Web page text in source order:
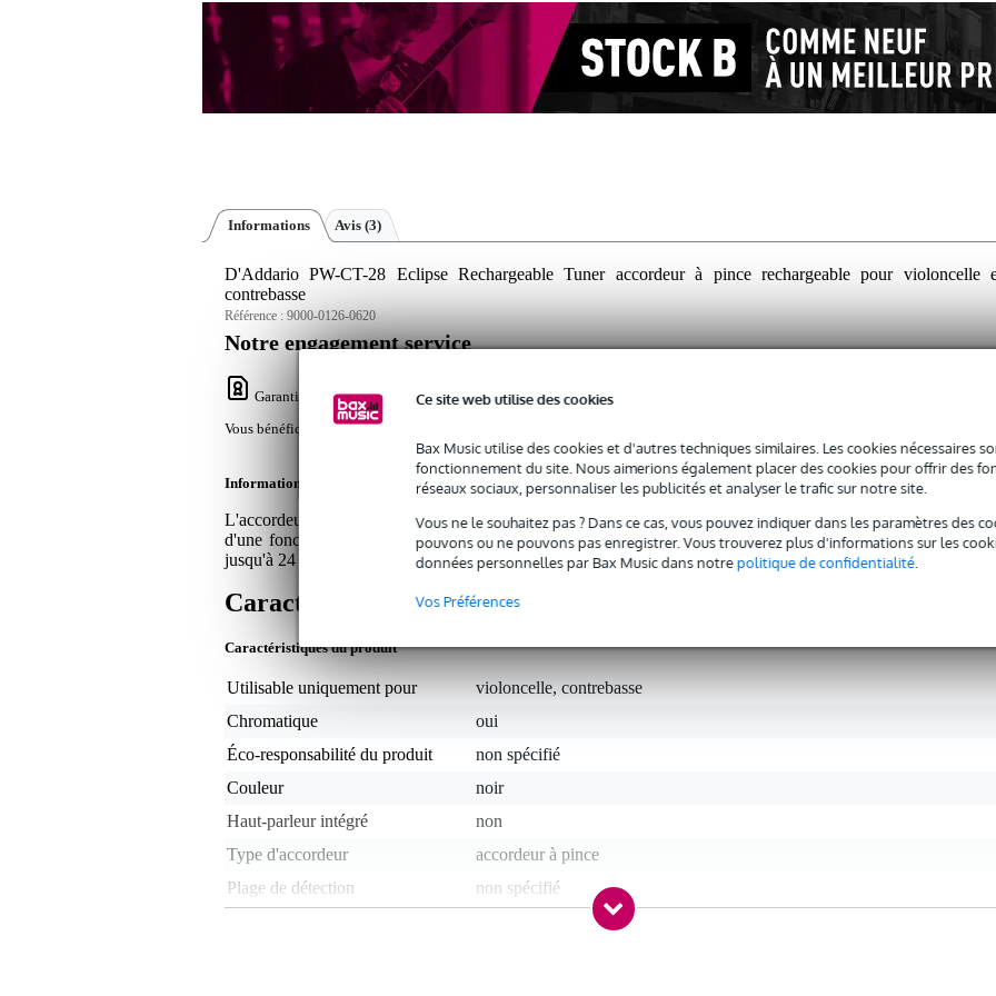
Ce site web utilise des cookies
Bax Music utilise des cookies et d'autres techniques similaires. Les cookies nécessaires
fonctionnement du site. Nous aimerions également placer des cookies pour offrir des
réseaux sociaux, personnaliser les publicités et analyser le trafic sur notre site.
Vous ne le souhaitez pas ? Dans ce cas, vous pouvez indiquer dans les paramètres des
pouvons ou ne pouvons pas enregistrer. Vous trouverez plus d'informations sur les
données personnelles par Bax Music dans notrepolitique de confidentialité.
Vos Préférences
Informations Avis (3)
D'Addario PW-CT-28 Eclipse Rechargeable Tuner accordeur à pince rechargeable pour violoncelle
contrebasse
Référence : 9000-0126-0620
Notre engagement service
Garantie Bax Music: Vous bénéficiez uniquement d'une garantie contre tout défaut de fabrication sur ce produit.
Vous bénéficiez uniquement d'une garantie contre tout défaut de fabrication sur ce produit.
Informations
L'accordeur rechargeable D'Addario Eclipse pour violoncelle et basse est doté d'un écran couleur réglable
d'une fonction d'arrêt automatique. Cet accordeur compact a été optimisé pour les basses fréquences et
jusqu'à 24 heures avec une charge complète. Vous pouvez facilement le recharger à l'aide du câble USB fourni.
Caractéristiques
Caractéristiques du produit
Utilisable uniquement pour
violoncelle, contrebasse
Chromatique
oui
Éco-responsabilité du produit
non spécifié
Couleur
noir
Haut-parleur intégré
non
Type d'accordeur
accordeur à pince
Plage de détection
non spécifié